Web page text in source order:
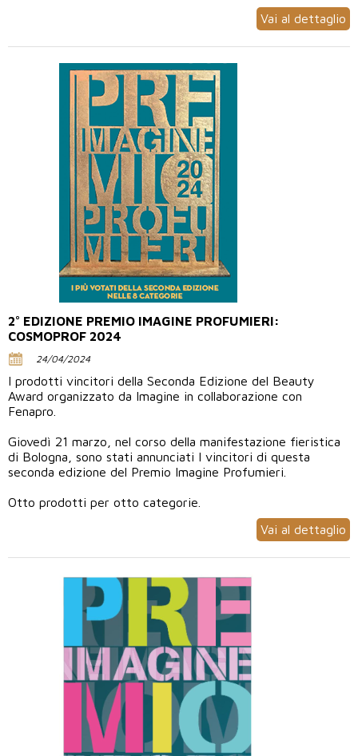
Vai al dettaglio
2° EDIZIONE PREMIO IMAGINE PROFUMIERI:
COSMOPROF 2024
24/04/2024
I prodotti vincitori della Seconda Edizione del Beauty
Award organizzato da Imagine in collaborazione con
Fenapro.
Giovedì 21 marzo, nel corso della manifestazione fieristica
di Bologna, sono stati annunciati I vincitori di questa
seconda edizione del Premio Imagine Profumieri.
Otto prodotti per otto categorie.
Vai al dettaglio